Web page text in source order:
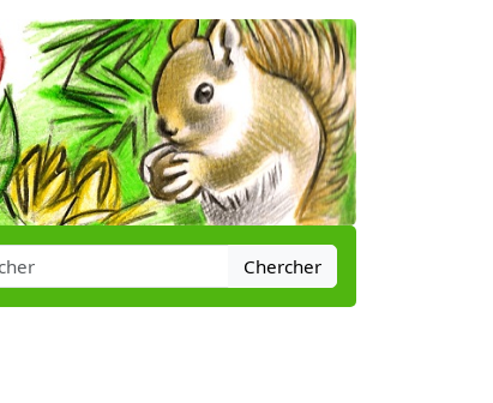
Chercher